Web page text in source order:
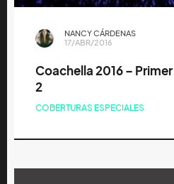
NANCY CÁRDENAS
17/ABR/2016
Coachella 2016 –
2
COBERTURAS ESPECIALES